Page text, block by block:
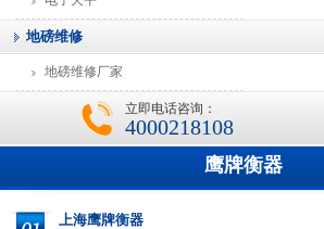
地磅维修
地磅维修厂家
立即电话咨询：
4000218108
鹰牌衡器
上海鹰牌衡器